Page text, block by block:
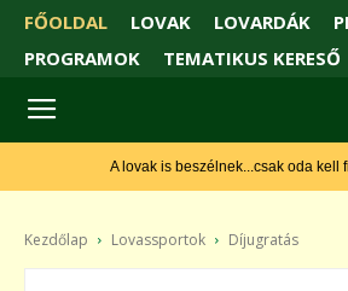
FŐOLDAL LOVAK LOVARDÁK
PROGRAMOK
TEMATIKUS KERESŐ
A lovak is beszélnek...csak oda kell
Kezdőlap Lovassportok Díjugratás